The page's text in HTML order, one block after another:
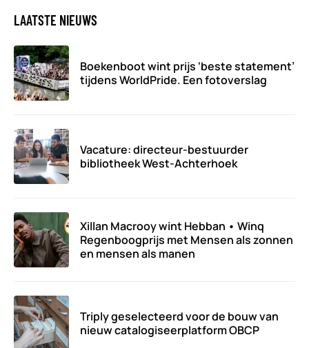
LAATSTE NIEUWS
Boekenboot wint prijs ‘beste statement’
tijdens WorldPride. Een fotoverslag
Vacature: directeur-bestuurder
bibliotheek West-Achterhoek
Xillan Macrooy wint Hebban • Winq
Regenboogprijs met Mensen als zonnen
en mensen als manen
Triply geselecteerd voor de bouw van
nieuw catalogiseerplatform OBCP